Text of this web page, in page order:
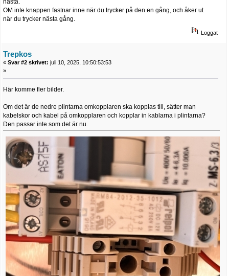
OM inte knappen fastnar inne när du trycker på den en gång, och åker ut
när du trycker nästa gång.
Loggat
Trepkos
« Svar #2 skrivet: juli 10, 2025, 10:50:53:53
»
Här komme fler bilder.
Om det är de nedre plintarna omkopplaren ska kopplas till, sätter man
kabelskor och kabel på omkopplaren och kopplar in kablarna i plintarna?
Den passar inte som det är nu.